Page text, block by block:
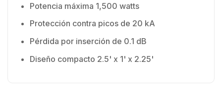
Potencia máxima 1,500 watts
Protección contra picos de 20 kA
Pérdida por inserción de 0.1 dB
Diseño compacto 2.5' x 1' x 2.25'